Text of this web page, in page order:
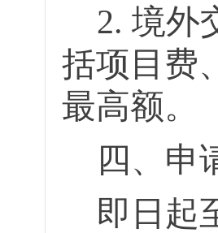
2. 境外
括项目费
最高额。
四、申
即日起